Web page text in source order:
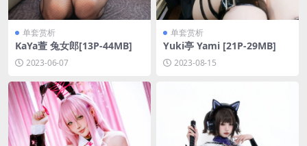
单套赏析
KaYa萱 兔女郎[13P-44MB]
2023-06-07
单套赏析
Yuki亭 Yami [21P-29MB]
2023-08-15